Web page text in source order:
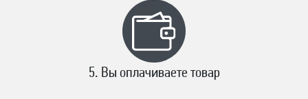
Вы оплачиваете товар